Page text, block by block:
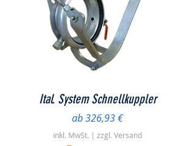
Ital. System Schnellkuppler
ab326,93 €
Sale-Preis
inkl. MwSt. | zzgl. Versand